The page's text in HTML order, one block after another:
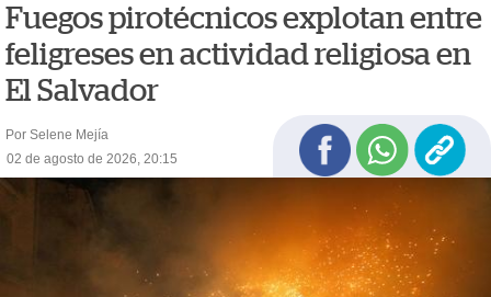
Fuegos pirotécnicos explotan entre
feligreses en actividad religiosa en
El Salvador
Por Selene Mejía
02 de agosto de 2026, 20:15